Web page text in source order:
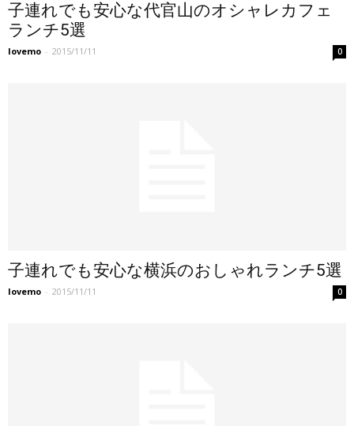
子連れでも安心な代官山のオシャレカフェ
ランチ5選
lovemo - 2015/11/11 0
子連れでも安心な横浜のおしゃれランチ5選
lovemo - 2015/11/11 0